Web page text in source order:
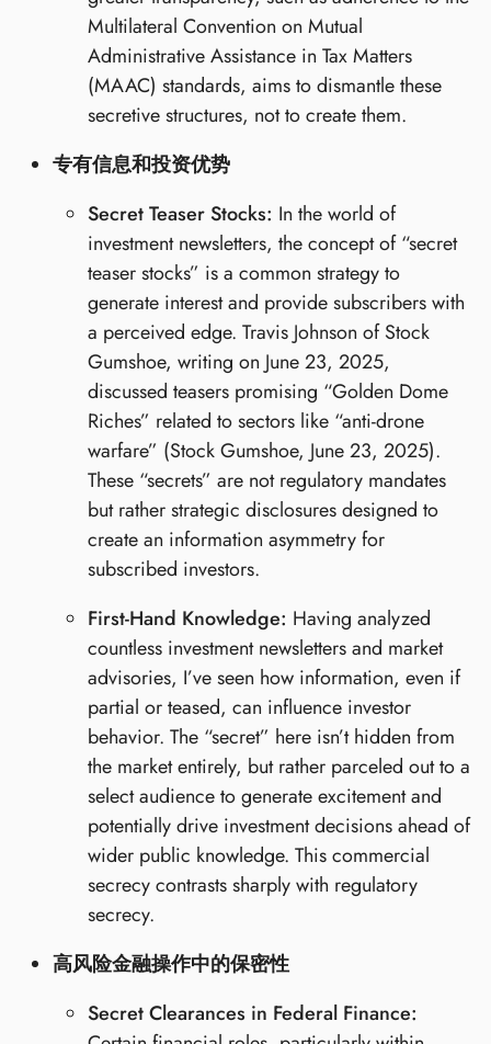
Multilateral Convention on Mutual
Administrative Assistance in Tax Matters
(MAAC) standards, aims to dismantle these
secretive structures, not to create them.
专有信息和投资优势
Secret Teaser Stocks: In the world of
investment newsletters, the concept of “secret
teaser stocks” is a common strategy to
generate interest and provide subscribers with
a perceived edge. Travis Johnson of Stock
Gumshoe, writing on June 23, 2025,
discussed teasers promising “Golden Dome
Riches” related to sectors like “anti-drone
warfare” (Stock Gumshoe, June 23, 2025).
These “secrets” are not regulatory mandates
but rather strategic disclosures designed to
create an information asymmetry for
subscribed investors.
First-Hand Knowledge: Having analyzed
countless investment newsletters and market
advisories, I’ve seen how information, even if
partial or teased, can influence investor
behavior. The “secret” here isn’t hidden from
the market entirely, but rather parceled out to a
select audience to generate excitement and
potentially drive investment decisions ahead of
wider public knowledge. This commercial
secrecy contrasts sharply with regulatory
secrecy.
高风险金融操作中的保密性
Secret Clearances in Federal Finance: